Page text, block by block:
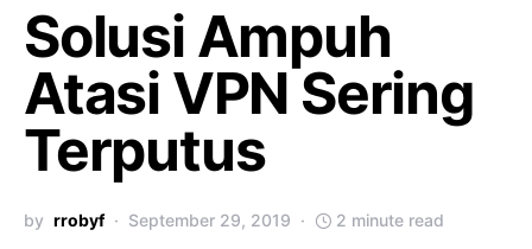
Solusi Ampuh
Atasi VPN Sering
Terputus
by rrobyf September 29, 2019 2 minute read